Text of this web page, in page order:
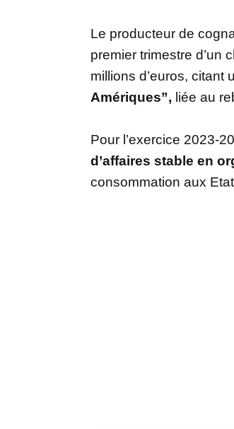
Le producteur de
premier trimestre d’un
millions d’euros, citant
Amériques”, liée au
Pour l’exercice 2023-
d’affaires stable en
consommation aux